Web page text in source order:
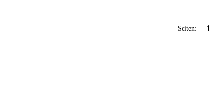
Seiten: 1